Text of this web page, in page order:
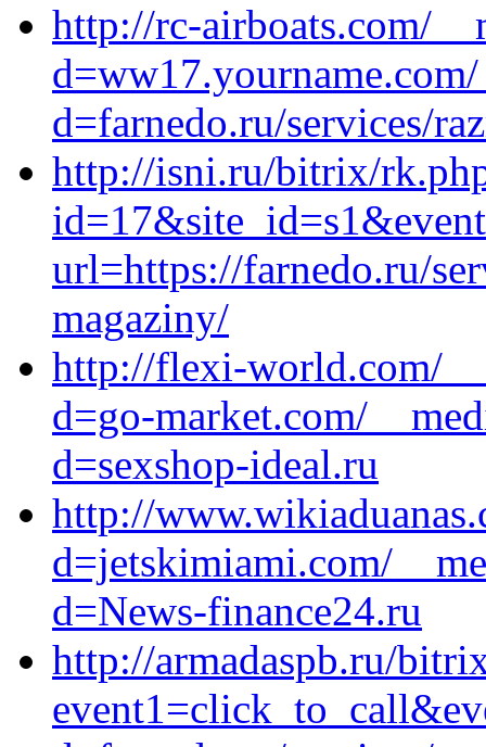
http://rc-airboats.com/
d=farnedo.ru/services/
http://isni.ru/bitrix/
url=https://farnedo.ru/
magaziny/
http://flexi-world.com/
d=go-market.com/
d=sexshop-ideal.ru
http://
d=jetskimiami.com/
d=News-finance24.ru
http://armadaspb.ru/